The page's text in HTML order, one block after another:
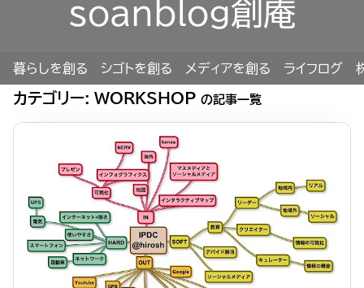
soanblog創庵
暮らしを創る シゴトを創る メディアを創る ライフログ
カテゴリー: WORKSHOP の記事一覧